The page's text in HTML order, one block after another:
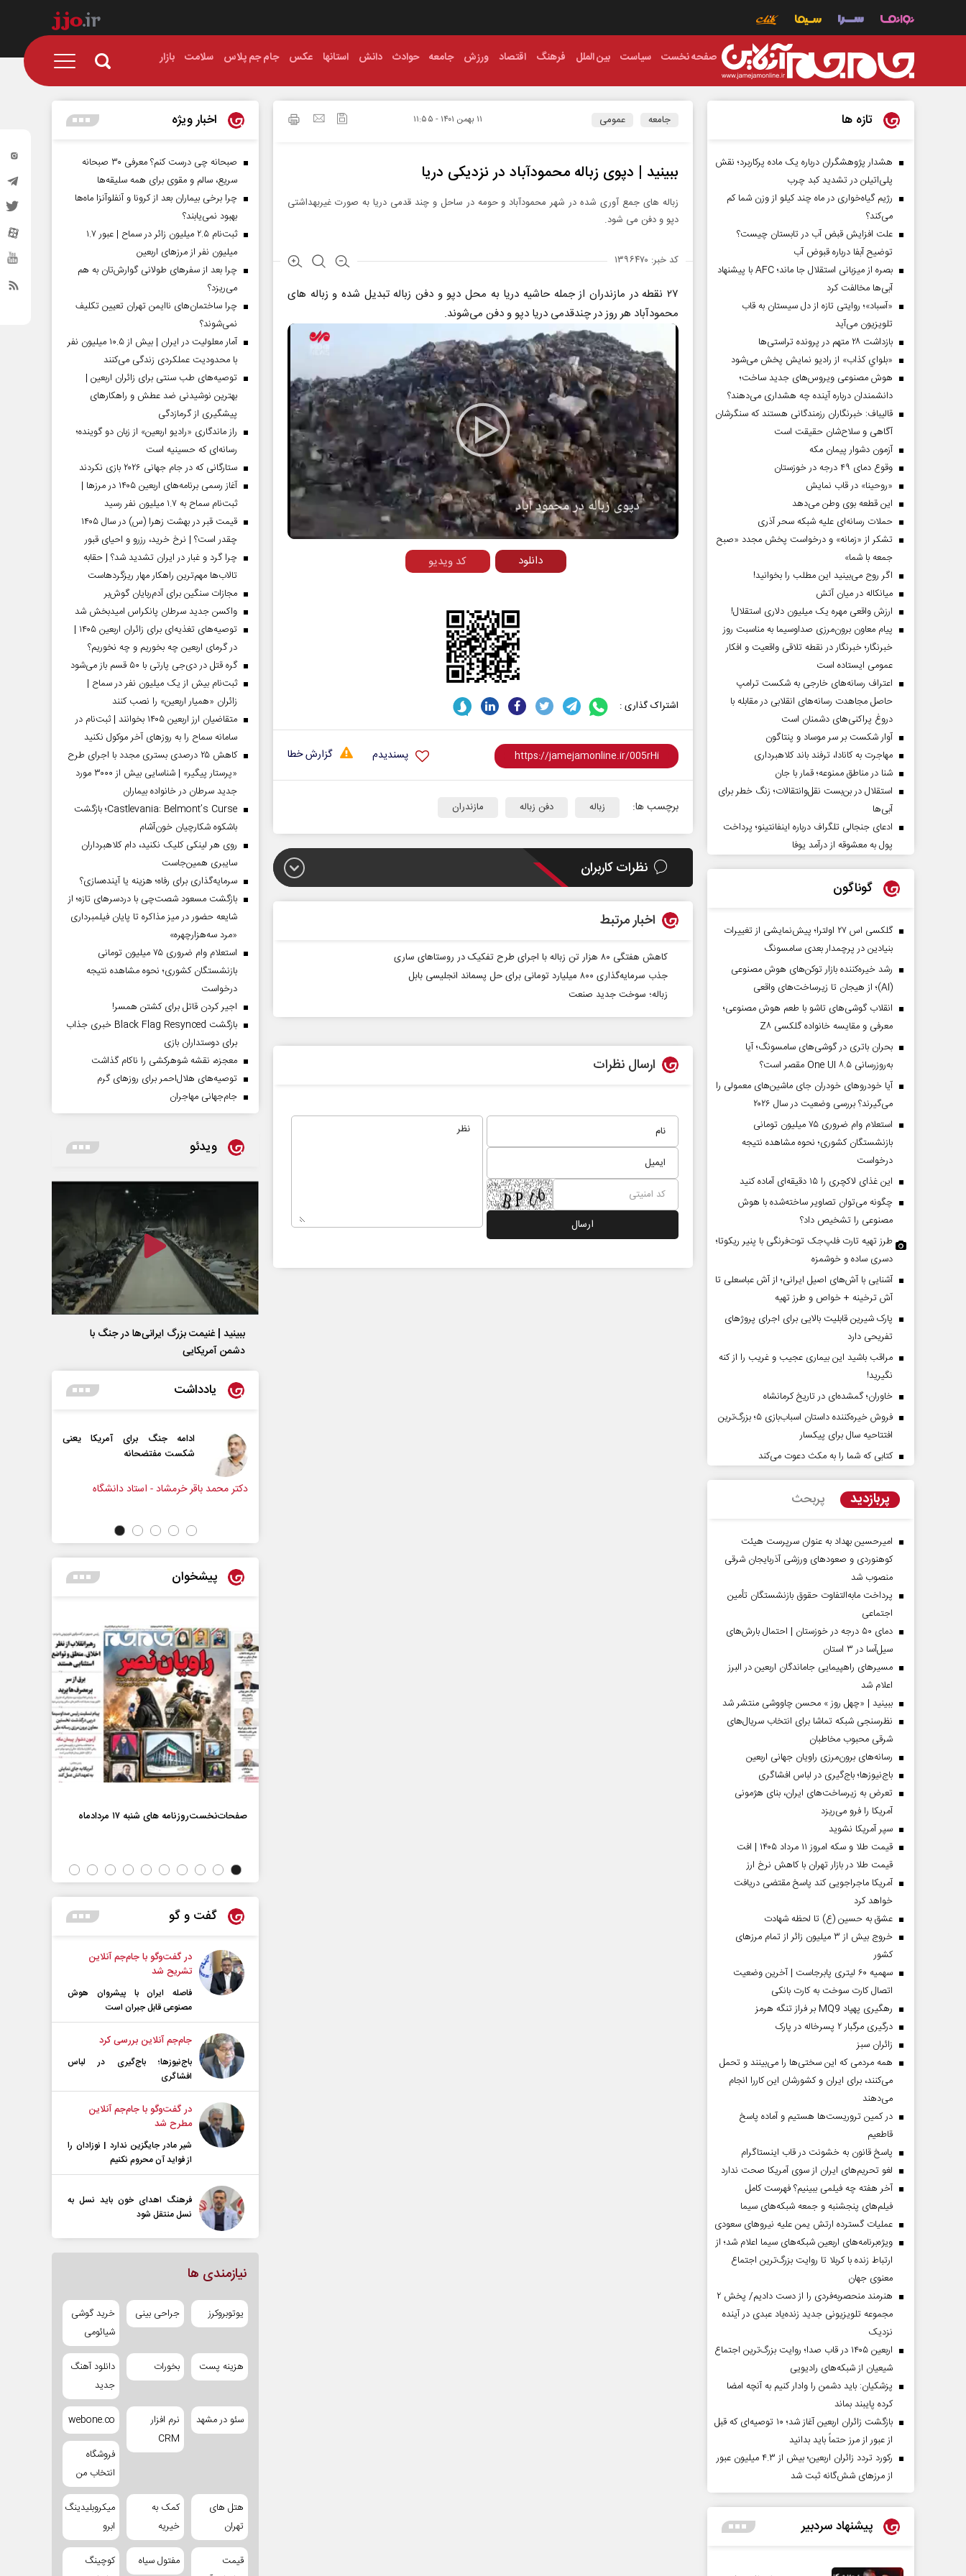
صفحه نخست سیاست بین الملل فرهنگ اقتصاد ورزش جامعه حوادث دانش استانها عکس جام جم پلاس سلامت بازار
جامعه عمومی ۱۱ بهمن ۱۴۰۱ - ۱۱:۵۵
ببینید | دپوی زباله محمودآباد در نزدیکی دریا
زباله های جمع آوری شده در شهر محمودآباد و حومه در ساحل و چند قدمی دریا به صورت غیربهداشتی
دپو و دفن می شود.
کد خبر: ۱۳۹۶۴۷۰
۲۷ نقطه در مازندران از جمله حاشیه دریا به محل دپو و دفن زباله تبدیل شده و زباله‌ های
محمودآباد هر روز در چندقدمی دریا دپو و دفن می‌شوند.
Play
Video
کد ویدیو دانلود
اشتراک گذاری :
گزارش خطا پسندیدم
برچسب ها: زباله دفن زباله مازندران
نظرات کاربران
اخبار مرتبط
کاهش هفتگی ۸۰ هزار تن زباله با اجرای طرح تفکیک در روستاهای ساری
جذب سرمایه‌گذاری ۸۰۰ میلیارد تومانی برای حل پسماند انجلیسی بابل
زباله؛ سوخت جدید صنعت
ارسال نظرات
تازه ها
هشدار پژوهشگران درباره یک ماده پرکاربرد؛ نقش
پلی‌اتیلن در تشدید کبد چرب
رژیم گیاه‌خواری در ماه چند کیلو از وزن شما کم
می‌کند؟
علت افزایش قبض آب در تابستان چیست؟
توضیح آبفا درباره قبوض آب
بصره از میزبانی استقلال جا ماند؛ AFC با پیشنهاد
آبی‌ها مخالفت کرد
«آسباد»؛ روایتی تازه از دل سیستان به قاب
تلویزیون می‌آید
بازداشت ۲۸ متهم در پرونده تراستی‌ها
«بلواي کذاب» از رادیو نمایش پخش می‌شود
هوش مصنوعی ویروس‌های جدید ساخت؛
دانشمندان درباره آینده چه هشداری می‌دهند؟
قالیباف: خبرنگاران رزمندگانی هستند که سنگرشان
آگاهی و سلاح‌شان حقیقت است
آزمون دشوار پیمان مکه
وقوع دمای ۴۹ درجه در خوزستان
«روحینا» در قاب نمایش
این قطعه بوی وطن می‌دهد
حملات رسانه‌ای علیه شبکه سحر آذری
تشکر از «زمانه» و درخواست پخش مجدد «صبح
جمعه با شما»
اگر روح می‌بینید این مطلب را بخوانید!
میانکاله در میان آتش
ارزش واقعی مهره یک میلیون دلاری استقلال!
پیام معاون برون‌مرزی صداوسیما به مناسبت روز
خبرنگار؛ خبرنگار در نقطه تلاقی واقعیت و افکار
عمومی ایستاده است
اعتراف رسانه‌های خارجی به شکست ترامپ
حاصل مجاهدت رسانه‌های انقلابی در مقابله با
دروغ پراکنی‌های دشمنان است
آوار شکست بر سر موساد و پنتاگون
مهاجرت به کانادا، ترفند باند کلاهبرداری
شنا در مناطق ممنوعه؛ قمار با جان
استقلال در بن‌بست نقل‌وانتقالات؛ زنگ خطر برای
آبی‌ها
ادعای جنجالی تلگراف درباره اینفانتینو؛ پرداخت
پول به معشوقه از درآمد یوفا
گوناگون
گلکسی اس ۲۷ اولترا؛ پیش‌نمایشی از تغییرات
بنیادین در پرچمدار بعدی سامسونگ
رشد خیره‌کننده بازار توکن‌های هوش مصنوعی
(AI)؛ از هیجان تا زیرساخت‌های واقعی
انقلاب گوشی‌های تاشو‌ با طعم هوش مصنوعی؛
معرفی و مقایسه خانواده گلکسی Z۸
بحران باتری در گوشی‌های سامسونگ؛ آیا
به‌روزرسانی One UI ۸.۵ مقصر است؟
آیا خودروهای خودران جای ماشین‌های معمولی را
می‌گیرند؟ بررسی وضعیت در سال ۲۰۲۶
استعلام وام ضروری ۷۵ میلیون تومانی
بازنشستگان کشوری؛ نحوه مشاهده نتیجه
درخواست
این غذای لاکچری را ۱۵ دقیقه‌ای آماده کنید
چگونه می‌توان تصاویر ساخته‌شده با هوش
مصنوعی را تشخیص داد؟
طرز تهیه تارت فلپ‌جک توت‌فرنگی با پنیر ریکوتا؛
دسری ساده و خوشمزه
آشنایی با آش‌های اصیل ایرانی؛ از آش عباسعلی تا
آش ترخینه + خواص و طرز تهیه
پارک شیرین قابلیت‌ بالایی برای اجرای پروژهای
تفریحی دارد
مراقب باشید این بیماری عجیب و غریب را از کنه
نگیرید!
خاوران؛ گمشده‌ای در تاریخ کرمانشاه
فروش خیره‌کننده داستان اسباب‌بازی ۵؛ بزرگ‌ترین
افتتاحیه سال برای پیکسار
کتابی که شما را به مکث دعوت می‌کند
پربازدید پربحث
امیرحسین بهداد به عنوان سرپرست هیئت
کوهنوردی و صعودهای ورزشی آذربایجان شرقی
منصوب شد
پرداخت مابه‌التفاوت حقوق بازنشستگان تأمین
اجتماعی
دمای ۵۰ درجه در خوزستان | احتمال بارش‌های
سیل‌آسا در ۳ استان
مسیر‌های راهپیمایی جاماندگان اربعین در البرز
اعلام شد
ببینید | «چهل روز » محسن چاووشی منتشر شد
نظرسنجی شبکه تماشا برای انتخاب سریال‌های
شرقی محبوب مخاطبان
رسانه‌های برون‌مرزی راویان جهانی اربعین
باج‌نیوزها؛ باج‌گیری در لباس افشاگری
تعرض به زیرساخت‌های ایران، بنای هژمونی
آمریکا را فرو می‌ریزد
سپر آمریکا نشوید
قیمت طلا و سکه امروز ۱۱ مرداد ۱۴۰۵ | افت
قیمت طلا در بازار تهران با کاهش نرخ ارز
آمریکا ماجراجویی کند پاسخ مقتضی دریافت
خواهد کرد
عشق به حسین (ع) تا لحظه شهادت
خروج بیش از ۳ میلیون زائر از تمام مرز‌های
کشور
سهمیه ۶۰ لیتری پابرجاست | آخرین وضعیت
اتصال کارت سوخت به کارت بانکی
رهگیری پهپاد MQ9 بر فراز تنگه هرمز
درگیری مرگبار ۲ پسرخاله در پارک
‌زائران سبز
همه مردمی که این سختی‌ها را می‌بینند و تحمل
می‌کنند، برای ایران و کشورشان این کاررا انجام
می‌دهند
در کمین تروریست‌ها هستیم و آماده پاسخ
قاطعیم
پاسخ قانون به خشونت در قاب اینستاگرام
لغو تحریم‌های ایران از سوی آمریکا صحت ندارد
آخر هفته چه فیلمی ببینیم؟ فهرست کامل
فیلم‌های پنجشنبه و جمعه شبکه‌های سیما
عملیات گسترده ارتش یمن علیه نیروهای سعودی
ویژه‌برنامه‌های اربعین شبکه‌های سیما اعلام شد؛ از
ارتباط زنده با کربلا تا روایت بزرگ‌ترین اجتماع
معنوی جهان
هنرمند منحصر‌به‌فردی را از دست دادیم/ پخش ۲
مجموعه تلویزیونی جدید زنده‌یاد عبدی در آینده
نزدیک
اربعین ۱۴۰۵ در قاب صدا؛ روایت بزرگ‌ترین اجتماع
شیعیان از شبکه‌های رادیویی
پزشکیان: باید دشمن را وادار کنیم به آنچه امضا
کرده پایبند بماند
بازگشت زائران اربعین آغاز شد؛ ۱۰ توصیه‌ای که قبل
از عبور از مرز حتماً باید بدانید
رکورد تردد زائران اربعین؛ بیش از ۴.۳ میلیون عبور
از مرزهای شش‌گانه ثبت شد
پیشنهاد سردبیر
اخبار ویژه
صبحانه چی درست کنم؟ معرفی ۳۰ صبحانه
سریع، سالم و مقوی برای همه سلیقه‌ها
چرا برخی بیماران بعد از کرونا و آنفلوآنزا ماه‌ها
بهبود نمی‌یابند؟
ثبت‌نام ۲.۵ میلیون زائر در سماح | عبور ۱.۷
میلیون نفر از مرز‌های اربعین
چرا بعد از سفرهای طولانی گوارش‌تان به هم
می‌ریزد؟
چرا ساختمان‌های ناایمن تهران تعیین تکلیف
نمی‌شوند؟
آمار معلولیت در ایران | بیش از ۱۰.۵ میلیون نفر
با محدودیت عملکردی زندگی می‌کنند
توصیه‌های طب سنتی برای زائران اربعین |
بهترین نوشیدنی ضد عطش و راهکارهای
پیشگیری از گرمازدگی
راز ماندگاری «رادیو اربعین» از زبان دو گوینده؛
رسانه‌ای که حسینیه است
ستارگانی که در جام جهانی ۲۰۲۶ بازی نکردند
آغاز رسمی برنامه‌های اربعین ۱۴۰۵ در مرز‌ها |
ثبت‌نام سماح به ۱.۷ میلیون نفر رسید
قیمت قبر در بهشت زهرا (س) در سال ۱۴۰۵
چقدر است؟ | نرخ خرید، رزرو و احیای قبور
چرا گرد و غبار در ایران تشدید شد؟ | حقابه
تالاب‌ها مهم‌ترین راهکار مهار ریزگردهاست
مجازات سنگین برای آدم‌ربایان گوش‌بر
واکسن جدید سرطان پانکراس امیدبخش شد
توصیه‌های تغذیه‌ای برای زائران اربعین ۱۴۰۵ |
در گرمای اربعین چه بخوریم و چه نخوریم؟
گره قتل در دی‌جی پارتی با ۵۰ قسم باز می‌شود
ثبت‌نام بیش از یک میلیون نفر در سماح |
زائران «همیار اربعین» را نصب کنند
متقاضیان ارز اربعین ۱۴۰۵ بخوانند | ثبت‌نام در
سامانه سماح را به روز‌های آخر موکول نکنید
کاهش ۲۵ درصدی بستری مجدد با اجرای طرح
«پرستار پیگیر» | شناسایی بیش از ۳۰۰۰ مورد
جدید سرطان در خانواده بیماران
Castlevania: Belmont’s Curse؛ بازگشت
باشکوه شکارچیان خون‌آشام
روی هر لینکی کلیک نکنید، دام کلاهبرداران
سایبری همین‌جاست
سرمایه‌گذاری برای رفاه؛ هزینه یا آینده‌سازی؟
بازگشت مسعود شصت‌چی با دردسر‌های تازه؛ از
شایعه حضور در میز مذاکره تا پایان فیلمبرداری
«مرد سه‌هزارچهره»
استعلام وام ضروری ۷۵ میلیون تومانی
بازنشستگان کشوری؛ نحوه مشاهده نتیجه
درخواست
اجیر کردن قاتل برای کشتن همسر!
بازگشت Black Flag Resynced خبری جذاب
برای دوستداران بازی
معجزه، نقشه شوهرکشی را ناکام گذاشت
توصیه‌های هلال‌احمر برای روز‌های گرم
جام‌جهانی مهاجران
ویدئو
ببینید | غنیمت بزرگ ایرانی‌ها در جنگ با
دشمن آمریکایی
یادداشت
پویایی و اعتبار دروازه‌بانی اندوه در مسیر امید
سپیده اشرفی - روزنامه‌نگار
ادامه جنگ برای آمریکا یعنی
شکست مفتضحانه
دکتر محمد باقر خرمشاد - استاد دانشگاه
پیشخوان
صفحات نخست‌روزنامه‌ها‌ی‌چهارشنبه‌۷‌مردادماه
صفحات‌نخست‌روزنامه ها‌ی شنبه ۱۷ مردادماه
گفت و گو
در گفت‌و‌گو با جام‌جم آنلاین
تشریح شد
فاصله ایران با پیشرو‌ان هوش
مصنوعی قابل جبران است
جام‌جم آنلاین بررسی کرد
باج‌نیوزها؛ باج‌گیری در لباس
افشاگری
در گفت‌و‌گو با جام‌جم آنلاین
مطرح شد
شیر مادر جایگزین ندارد | نوزادان را
از فواید آن محروم نکنیم
فرهنگ اهدای خون باید نسل به
نسل منتقل شود
نیازمندی ها
یوتوبروکرز جراحی بینی
خرید گوشی
شیائومی
هزینه پست بخورات
دانلود آهنگ
جدید
سئو در مشهد
نرم افزار
CRM
webone.co
فروشگاه
انتخاب من
هتل های
تهران
کمک به
خیریه
میکروبلیدینگ
ابرو
قیمت
مفتول سیاه
کوچینگ